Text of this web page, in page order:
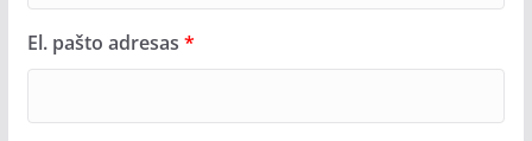
El. pašto adresas *